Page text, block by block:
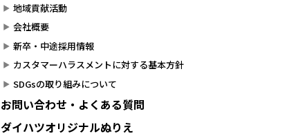
地域貢献活動
会社概要
新卒・中途採用情報
カスタマーハラスメントに対する基本方針
SDGsの取り組みについて
お問い合わせ・よくある質問
ダイハツオリジナルぬりえ